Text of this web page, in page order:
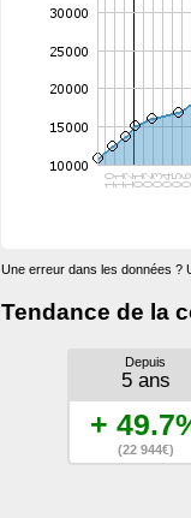
Une erreur dans les données ?
Tendance de la
Depuis
5 ans
+
(22 944€)